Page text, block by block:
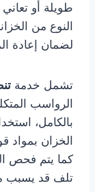
طويلة أو
النوع من
لضمان إعادة
تشمل خدمة
الرواسب
بالكامل،
الخزان بمواد
كما يتم فحص
تلف قد يسبب